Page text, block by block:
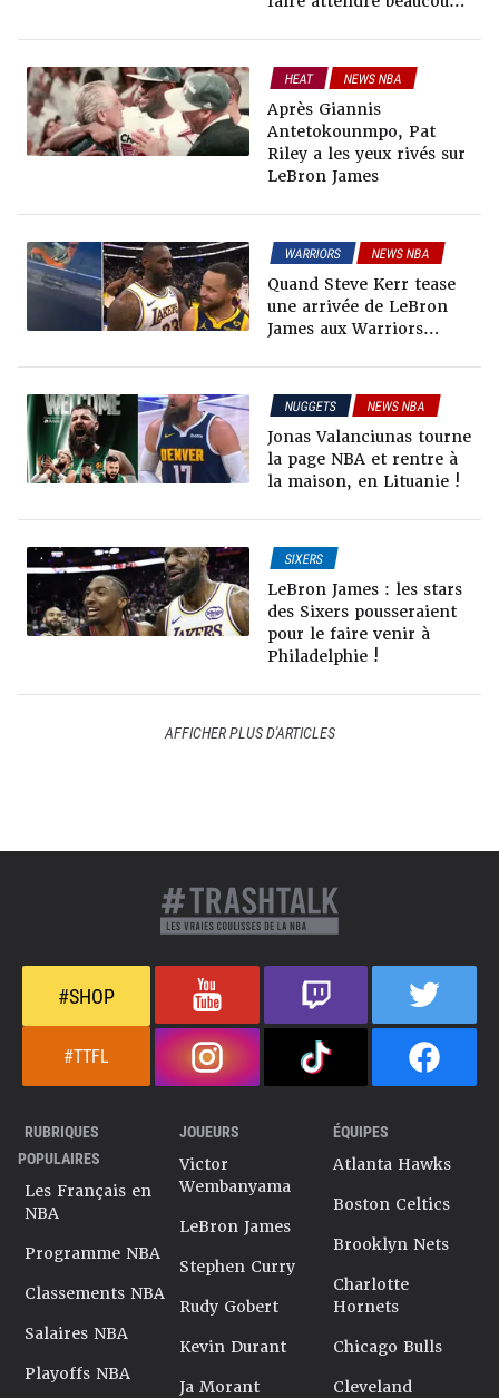
HEAT
NEWS NBA
RUMEURS & TRADES
Après Giannis
Antetokounmpo, Pat
Riley a les yeux rivés sur
LeBron James
WARRIORS
NEWS NBA
RUMEURS & TRADES
Quand Steve Kerr tease
une arrivée de LeBron
James aux Warriors…
NUGGETS
NEWS NBA
RUMEURS & TRADES
Jonas Valanciunas tourne
la page NBA et rentre à
la maison, en Lituanie !
SIXERS
RUMEURS & TRADES
LeBron James : les stars
des Sixers pousseraient
pour le faire venir à
Philadelphie !
AFFICHER PLUS D'ARTICLES
#SHOP
#TTFL
RUBRIQUES
POPULAIRES
Les Français en
NBA
Programme NBA
Classements NBA
Salaires NBA
Playoffs NBA
JOUEURS
Victor
Wembanyama
LeBron James
Stephen Curry
Rudy Gobert
Kevin Durant
Ja Morant
ÉQUIPES
Atlanta Hawks
Boston Celtics
Brooklyn Nets
Charlotte
Hornets
Chicago Bulls
Cleveland